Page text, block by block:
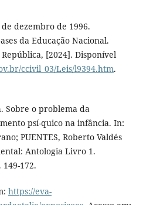
dezembro de 1996.
da Educação Nacional.
[2024]. Disponível
ccivil_03/Leis/l9394.htm.
Sobre o problema da
psí-quico na infância. In:
PUENTES, Roberto Valdés
Antologia Livro 1.
172.
https://eva-